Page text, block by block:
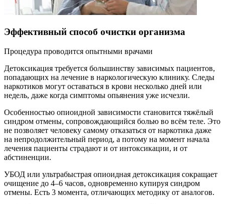
Эффективный способ очистки организма
Процедура проводится опытными врачами
Детоксикация требуется большинству зависимых пациентов,
попадающих на лечение в наркологическую клинику. Следы
наркотиков могут оставаться в крови несколько дней или
недель, даже когда симптомы опьянения уже исчезли.
Особенностью опиоидной зависимости становится тяжёлый
синдром отмены, сопровождающийся болью во всём теле. Это
не позволяет человеку самому отказаться от наркотика даже
на непродолжительный период, а потому на момент начала
лечения пациенты страдают и от интоксикации, и от
абстиненции.
УБОД или ультрабыстрая опиоидная детоксикация сокращает
очищение до 4–6 часов, одновременно купируя синдром
отмены. Есть 3 момента, отличающих методику от аналогов.